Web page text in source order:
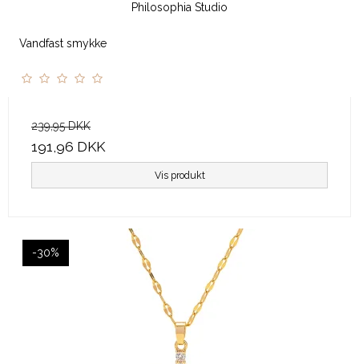
Philosophia Studio
Vandfast smykke
239,95 DKK
191,96 DKK
Vis produkt
-30%